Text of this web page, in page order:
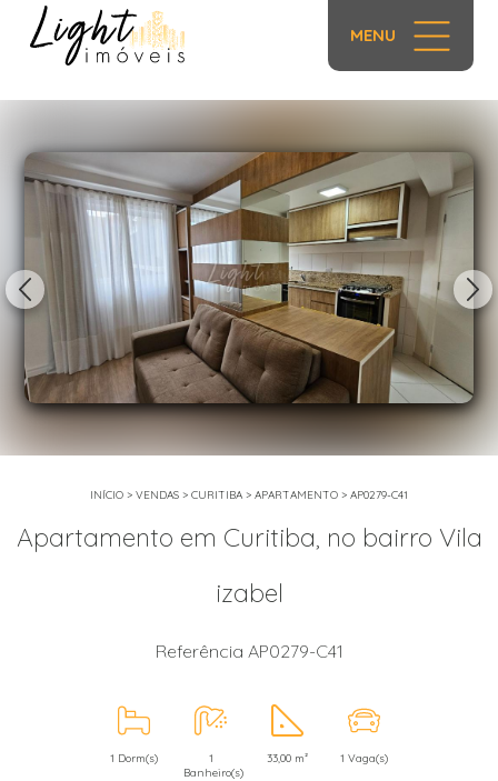
MENU
INÍCIO > VENDAS > CURITIBA > APARTAMENTO > AP0279-C41
Apartamento em Curitiba, no bairro Vila
izabel
Referência AP0279-C41
1 Dorm(s)
1
Banheiro(s)
33,00 m² 1 Vaga(s)